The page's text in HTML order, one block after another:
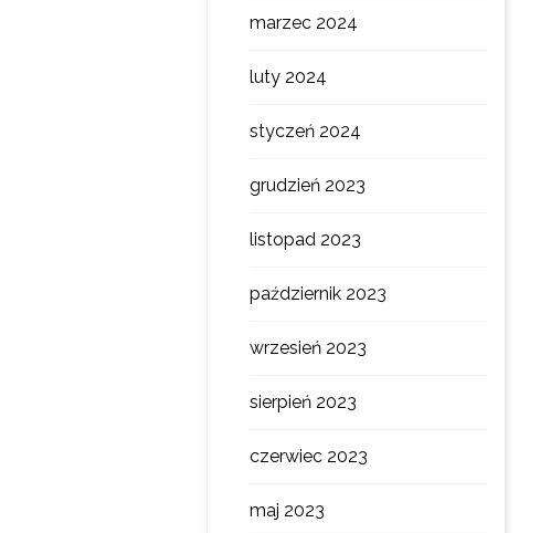
marzec 2024
luty 2024
styczeń 2024
grudzień 2023
listopad 2023
październik 2023
wrzesień 2023
sierpień 2023
czerwiec 2023
maj 2023